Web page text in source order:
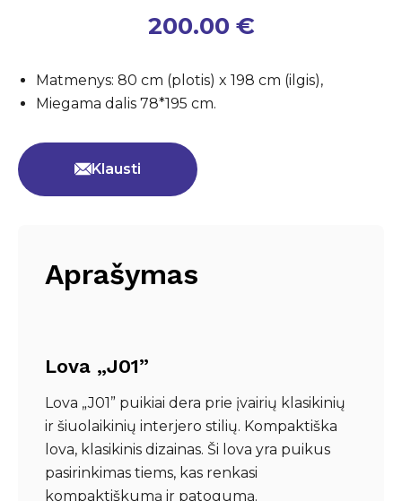
200.00 €
Matmenys: 80 cm (plotis) x 198 cm (ilgis),
Miegama dalis 78*195 cm.
Klausti
Aprašymas
Lova „J01”
Lova „J01” puikiai dera prie įvairių klasikinių
ir šiuolaikinių interjero stilių. Kompaktiška
lova, klasikinis dizainas. Ši lova yra puikus
pasirinkimas tiems, kas renkasi
kompaktiškumą ir patogumą.